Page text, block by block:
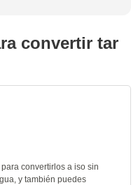
convertir tar
convertirlos a iso sin
y también puedes